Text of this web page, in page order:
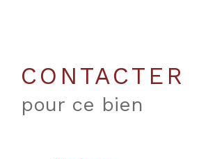
CONTACTER
pour ce bien